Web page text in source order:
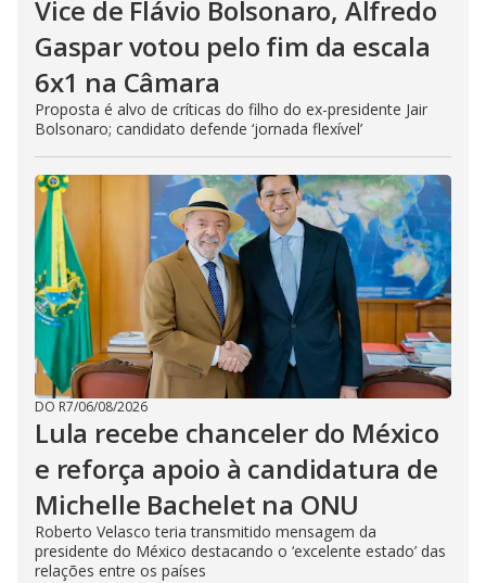
Vice de Flávio Bolsonaro, Alfredo
Gaspar votou pelo fim da escala
6x1 na Câmara
Proposta é alvo de críticas do filho do ex-presidente Jair
Bolsonaro; candidato defende ‘jornada flexível’
DO R7/06/08/2026
Lula recebe chanceler do México
e reforça apoio à candidatura de
Michelle Bachelet na ONU
Roberto Velasco teria transmitido mensagem da
presidente do México destacando o ‘excelente estado’ das
relações entre os países